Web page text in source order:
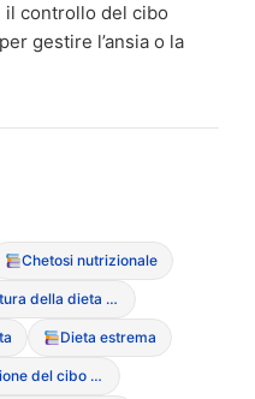
il controllo del cibo
per gestire l’ansia o la
Chetosi nutrizionale
Cultura della dieta (Diet Culture)
Dieta estrema
Diluizione del cibo (per ridurne la densit? calorica)